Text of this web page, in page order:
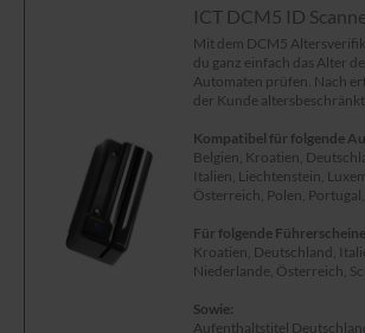
ICT DCM5 ID
Mit dem DCM5
du ganz einfach das Alter
Automaten prüfen. Nach
der Kunde
Kompatibel für folgende
Belgien, Kroatien,
Italien, Liechtenstein,
Österreich, Polen, Portugal,
Für folgende
Kroatien, Deutschland,
Niederlande, Österreich,
Sowie:
Aufenthaltstitel